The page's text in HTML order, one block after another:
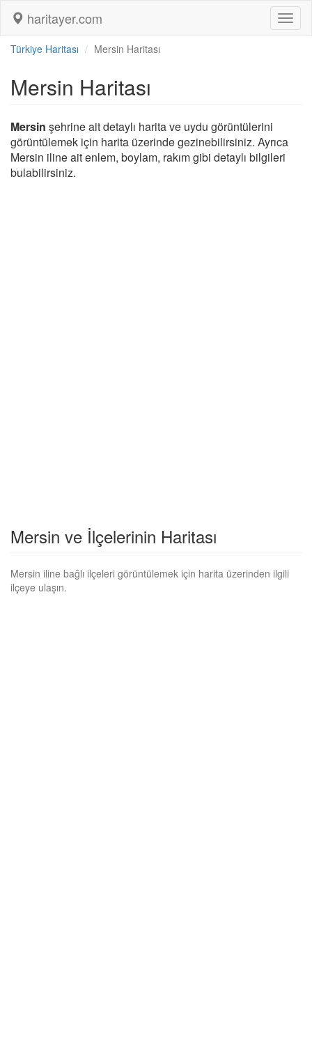
haritayer.com
Türkiye Haritası Mersin Haritası
Mersin Haritası
Mersin şehrine ait detaylı harita ve uydu görüntülerini
görüntülemek için harita üzerinde gezinebilirsiniz. Ayrıca
Mersin iline ait enlem, boylam, rakım gibi detaylı bilgileri
bulabilirsiniz.
Mersin ve İlçelerinin Haritası
Mersin iline bağlı ilçeleri görüntülemek için harita üzerinden ilgili
ilçeye ulaşın.